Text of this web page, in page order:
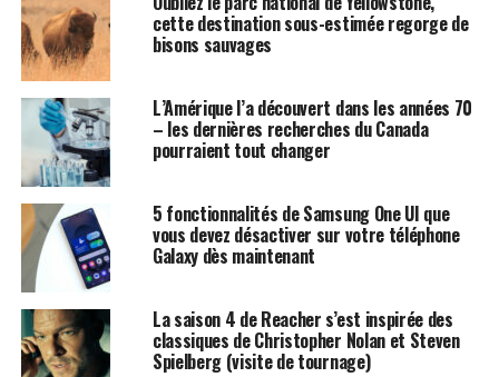
cette destination sous-estimée regorge de
bisons sauvages
L’Amérique l’a découvert dans les années 70
– les dernières recherches du Canada
pourraient tout changer
5 fonctionnalités de Samsung One UI que
vous devez désactiver sur votre téléphone
Galaxy dès maintenant
La saison 4 de Reacher s’est inspirée des
classiques de Christopher Nolan et Steven
Spielberg (visite de tournage)